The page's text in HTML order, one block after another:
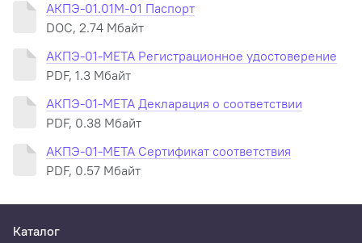
неполного вы-доха с отображением нарушений на
дисплее;
Измерение массовой концентрации паров этанола в
выдыхае-мом воздухе с представлением результата
на жидкокристаллическом индикаторе;
Сохранение не менее 2000 результатов измерений
с привязкой по дате и времени в фискальной памяти;
Передача результатов измерений в ПЭВМ;
АКПЭ-01.01М-01 Паспорт
DOC, 2.74 Мбайт
АКПЭ-01-МЕТА Регистрационное удостоверение
PDF, 1.3 Мбайт
АКПЭ-01-МЕТА Декларация о соответствии
PDF, 0.38 Мбайт
АКПЭ-01-МЕТА Сертификат соответствия
PDF, 0.57 Мбайт
Каталог